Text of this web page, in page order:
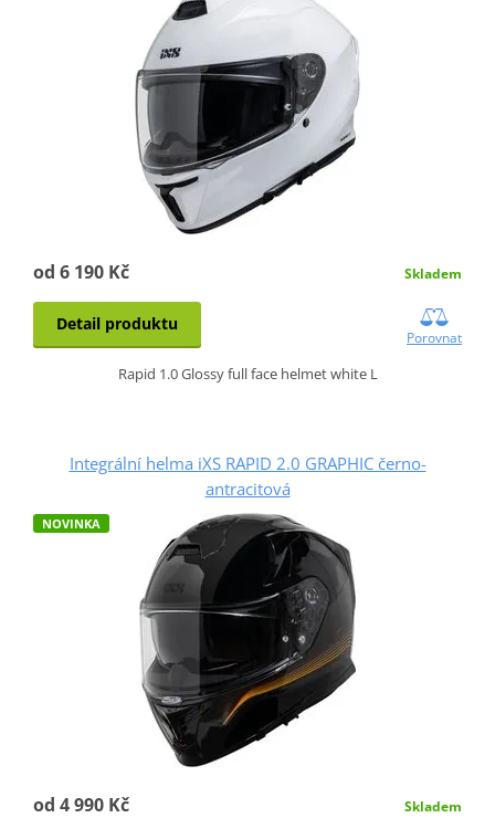
od 6 190 Kč Skladem
Detail produktu
Porovnat
Rapid 1.0 Glossy full face helmet white L
Integrální helma iXS RAPID 2.0 GRAPHIC černo-
antracitová
NOVINKA
od 4 990 Kč Skladem